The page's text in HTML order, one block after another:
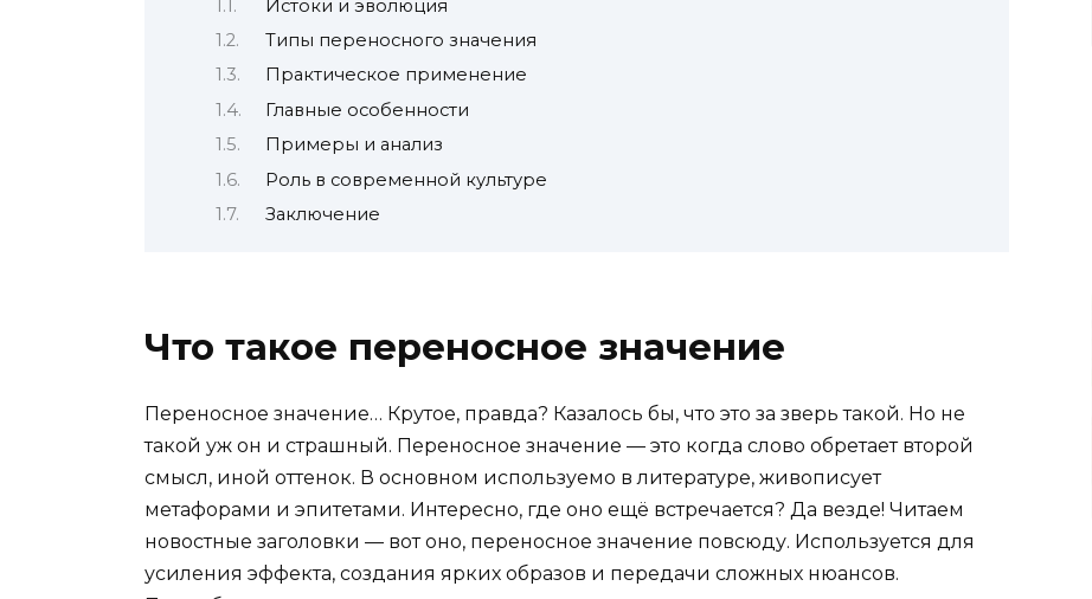
Истоки и эволюция
Типы переносного значения
Практическое применение
Главные особенности
Примеры и анализ
Роль в современной культуре
Заключение
Что такое переносное значение
Переносное значение… Крутое, правда? Казалось бы, что это за зверь такой. Но не
такой уж он и страшный. Переносное значение — это когда слово обретает второй
смысл, иной оттенок. В основном используемо в литературе, живописует
метафорами и эпитетами. Интересно, где оно ещё встречается? Да везде! Читаем
новостные заголовки — вот оно, переносное значение повсюду. Используется для
усиления эффекта, создания ярких образов и передачи сложных нюансов.